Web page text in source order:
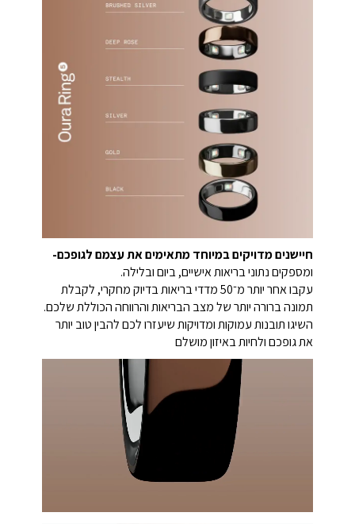
חיישנים מדויקים במיוחד מתאימים את עצמם לגופכם-
ומספקים נתוני בריאות אישיים, ביום ובלילה.
עקבו אחר יותר מ־50 מדדי בריאות בדיוק מחקרי, לקבלת
תמונה ברורה יותר של מצב הבריאות והרווחה הכוללת שלכם.
השיגו תובנות עמוקות ומדויקות שיעזרו לכם להבין טוב יותר
את גופכם ולחיות באיזון מושלם